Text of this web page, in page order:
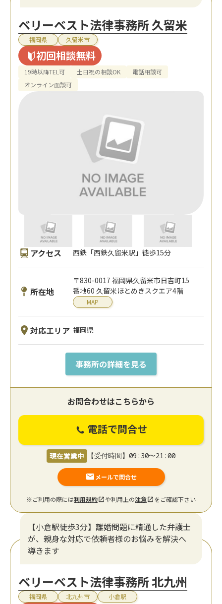
ベリーベスト法律事務所 久留米
福岡県 久留米市
初回相談無料
19時以降TEL可 土日祝の相談OK
電話相談可
オンライン面談可
アクセス 西鉄「西鉄久留米駅」徒歩15分
所在地
〒830-0017 福岡県久留米市日吉町15
番地60 久留米ほとめきスクエア4階
MAP
対応エリア 福岡県
事務所の詳細を見る
お問合わせはこちらから
電話で問合せ
現在営業中 【受付時間】09:30〜21:00
メールで問合せ
※ご利用の際には利用規約 や利用上の注意 をご確認下さい
【小倉駅徒歩3分】離婚問題に精通した弁護士
が、親身な対応で依頼者様のお悩みを解決へ
導きます
ベリーベスト法律事務所 北九州
福岡県 北九州市 小倉駅